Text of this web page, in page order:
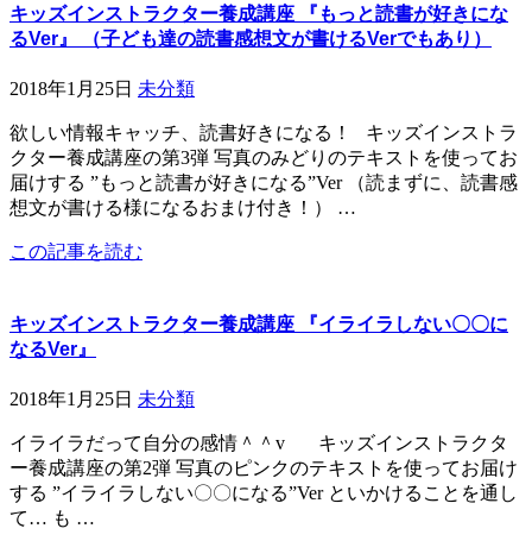
キッズインストラクター養成講座 『もっと読書が好きにな
るVer』 （子ども達の読書感想文が書けるVerでもあり）
2018年1月25日 未分類
欲しい情報キャッチ、読書好きになる！ キッズインストラ
クター養成講座の第3弾 写真のみどりのテキストを使ってお
届けする ”もっと読書が好きになる”Ver （読まずに、読書感
想文が書ける様になるおまけ付き！） …
この記事を読む
キッズインストラクター養成講座 『イライラしない〇〇に
なるVer』
2018年1月25日 未分類
イライラだって自分の感情＾＾v キッズインストラクタ
ー養成講座の第2弾 写真のピンクのテキストを使ってお届け
する ”イライラしない〇〇になる”Ver といかけることを通し
て… も …